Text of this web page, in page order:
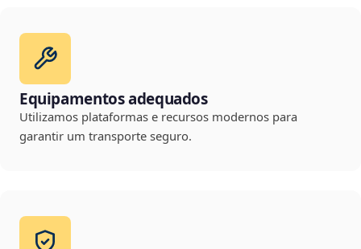
Equipamentos adequados
Utilizamos plataformas e recursos modernos para
garantir um transporte seguro.